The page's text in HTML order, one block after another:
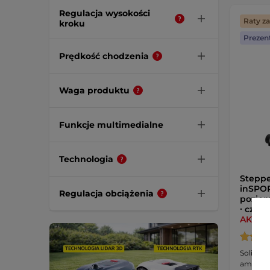
Regulacja wysokości
kroku
Prędkość chodzenia
Waga produktu
Funkcje multimedialne
Technologia
Regulacja obciążenia
Raty
∙
AKCJA
Solidny